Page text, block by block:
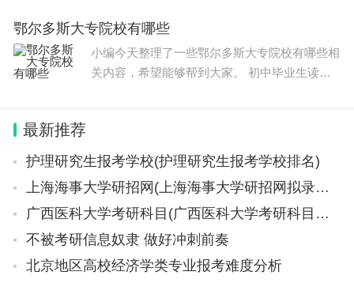
黄职业技术学院,该校是由台湾东南科技大学创
办人蒋志平先生
鄂尔多斯大专院校有哪些
小编今天整理了一些鄂尔多斯大专院校有哪些相
关内容，希望能够帮到大家。 初中毕业生读职
最新推荐
护理研究生报考学校(护理研究生报考学校排名)
上海海事大学研招网(上海海事大学研招网拟录取和实际录取)
广西医科大学考研科目(广西医科大学考研科目有哪些)
不被考研信息奴隶 做好冲刺前奏
北京地区高校经济学类专业报考难度分析